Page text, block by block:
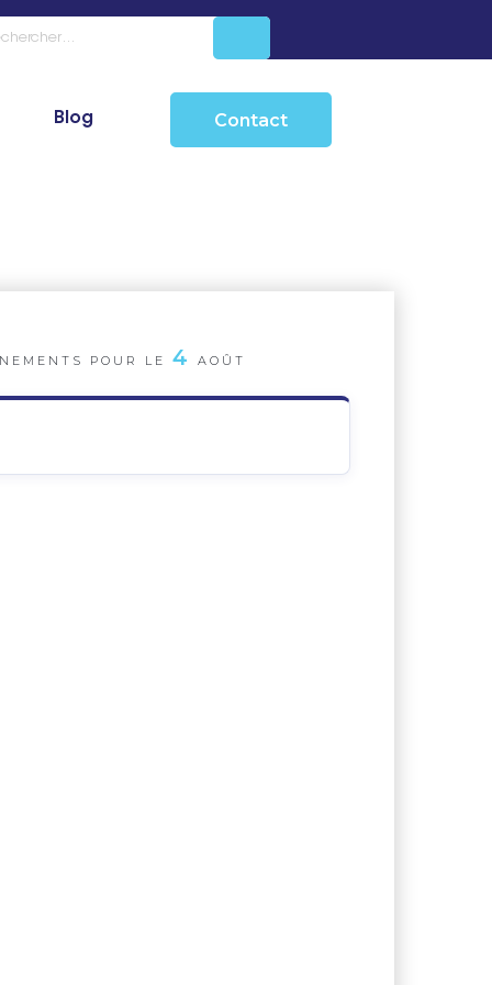
Blog Contact
POUR LE 4 AOÛT